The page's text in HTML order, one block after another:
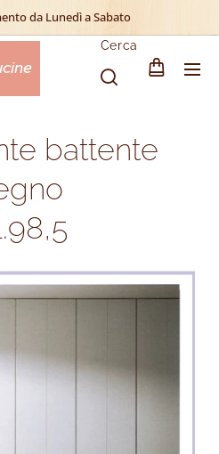
da Lunedì a Sabato
Cerca
battente